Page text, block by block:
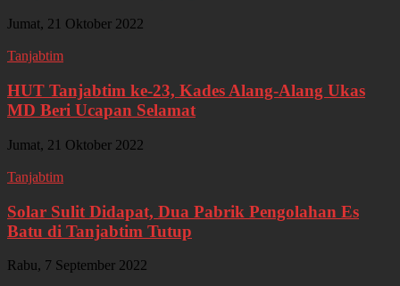
Jumat, 21 Oktober 2022
Tanjabtim
HUT Tanjabtim ke-23, Kades Alang-Alang Ukas
MD Beri Ucapan Selamat
Jumat, 21 Oktober 2022
Tanjabtim
Solar Sulit Didapat, Dua Pabrik Pengolahan Es
Batu di Tanjabtim Tutup
Rabu, 7 September 2022